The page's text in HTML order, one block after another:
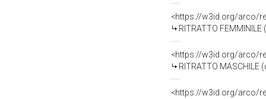
<https://w3id.org/arco/
RITRATTO
<https://w3id.org/arco/
RITRATTO
<https://w3id.org/arco/